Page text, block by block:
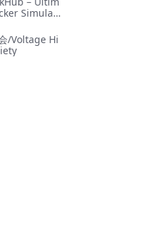
Simulat
/Voltage Hi